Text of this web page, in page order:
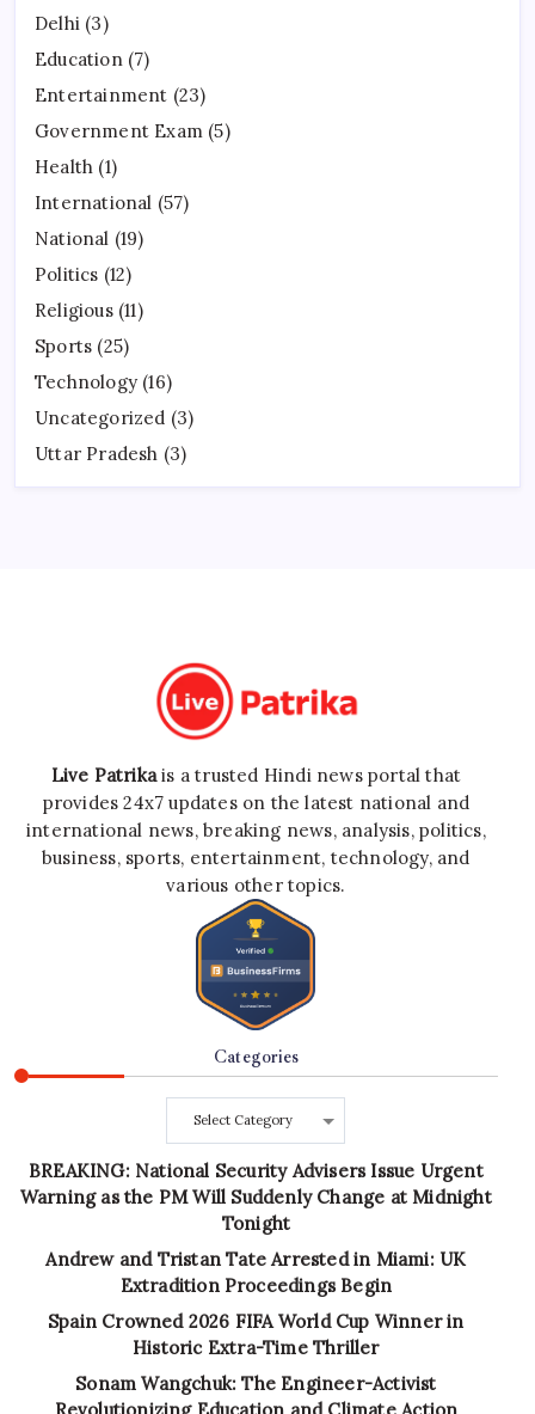
Delhi (3)
Education(7)
Entertainment (23)
Government Exam (5)
Health (1)
International (57)
National (19)
Politics (12)
Religious(11)
Sports (25)
Technology (16)
Uncategorized (3)
Uttar Pradesh (3)
Live Patrikais a trusted Hindi news portal that
provides 24x7 updates on the latest national and
international news, breaking news, analysis, politics,
business, sports, entertainment, technology, and
various other topics.
Categories
Categories
BREAKING: National Security Advisers Issue Urgent
Warning as the PM Will Suddenly Change at Midnight
Tonight
Andrew and Tristan Tate Arrested in Miami: UK
Extradition Proceedings Begin
Spain Crowned 2026 FIFA World Cup Winner in
Historic Extra-Time Thriller
Sonam Wangchuk: The Engineer-Activist